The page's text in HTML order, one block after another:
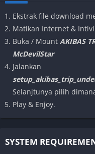
Ekstrak file download
Matikan Internet &
Buka / Mount AKIBAS
McDevilStar
Jalankan
Selanjtunya pilih
Play & Enjoy.
SYSTEM